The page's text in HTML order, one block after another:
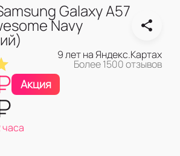
Galaxy A57
Navy
9 лет на Яндекс.Картах
Более 1500 отзывов
Акция